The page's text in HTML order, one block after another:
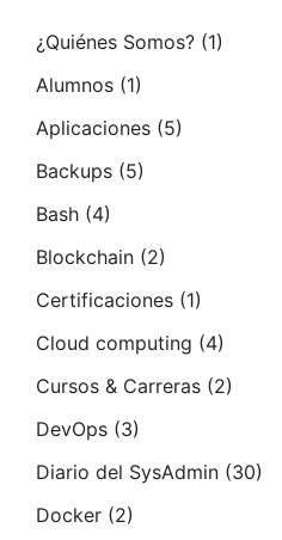
¿Quiénes Somos? (1)
Alumnos (1)
Aplicaciones (5)
Backups (5)
Bash (4)
Blockchain (2)
Certificaciones (1)
Cloud computing (4)
Cursos & Carreras (2)
DevOps (3)
Diario del SysAdmin (30)
Docker (2)